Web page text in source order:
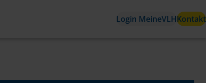
Login MeineVLHKontakt